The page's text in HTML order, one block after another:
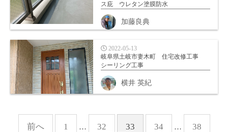
ス庇 ウレタン塗膜防水
加藤良典
2022-05-13
岐阜県土岐市妻木町 住宅改修工事
シーリング工事
横井 英紀
前へ 1 … 32 33 34 …
38